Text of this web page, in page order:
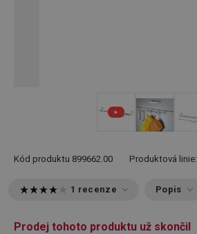
Kód produktu 899662.00 Produktová linie:
1 recenze Popis
Prodej tohoto produktu už skončil